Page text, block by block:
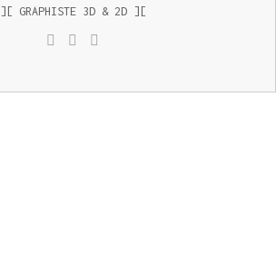
][ GRAPHISTE 3D & 2D ][